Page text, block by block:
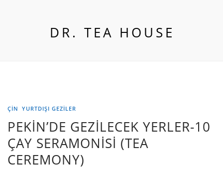
DR. TEA HOUSE
ÇIN YURTDIŞI GEZILER
PEKİN’DE GEZİLECEK YERLER-10
ÇAY SERAMONİSİ (TEA
CEREMONY)